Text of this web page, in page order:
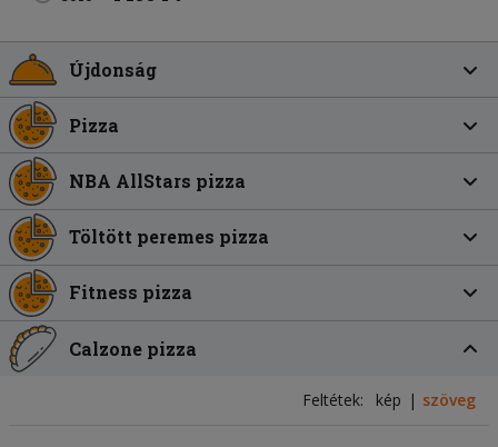
Újdonság
Pizza
NBA AllStars pizza
Töltött peremes pizza
Fitness pizza
Calzone pizza
Feltétek: kép szöveg